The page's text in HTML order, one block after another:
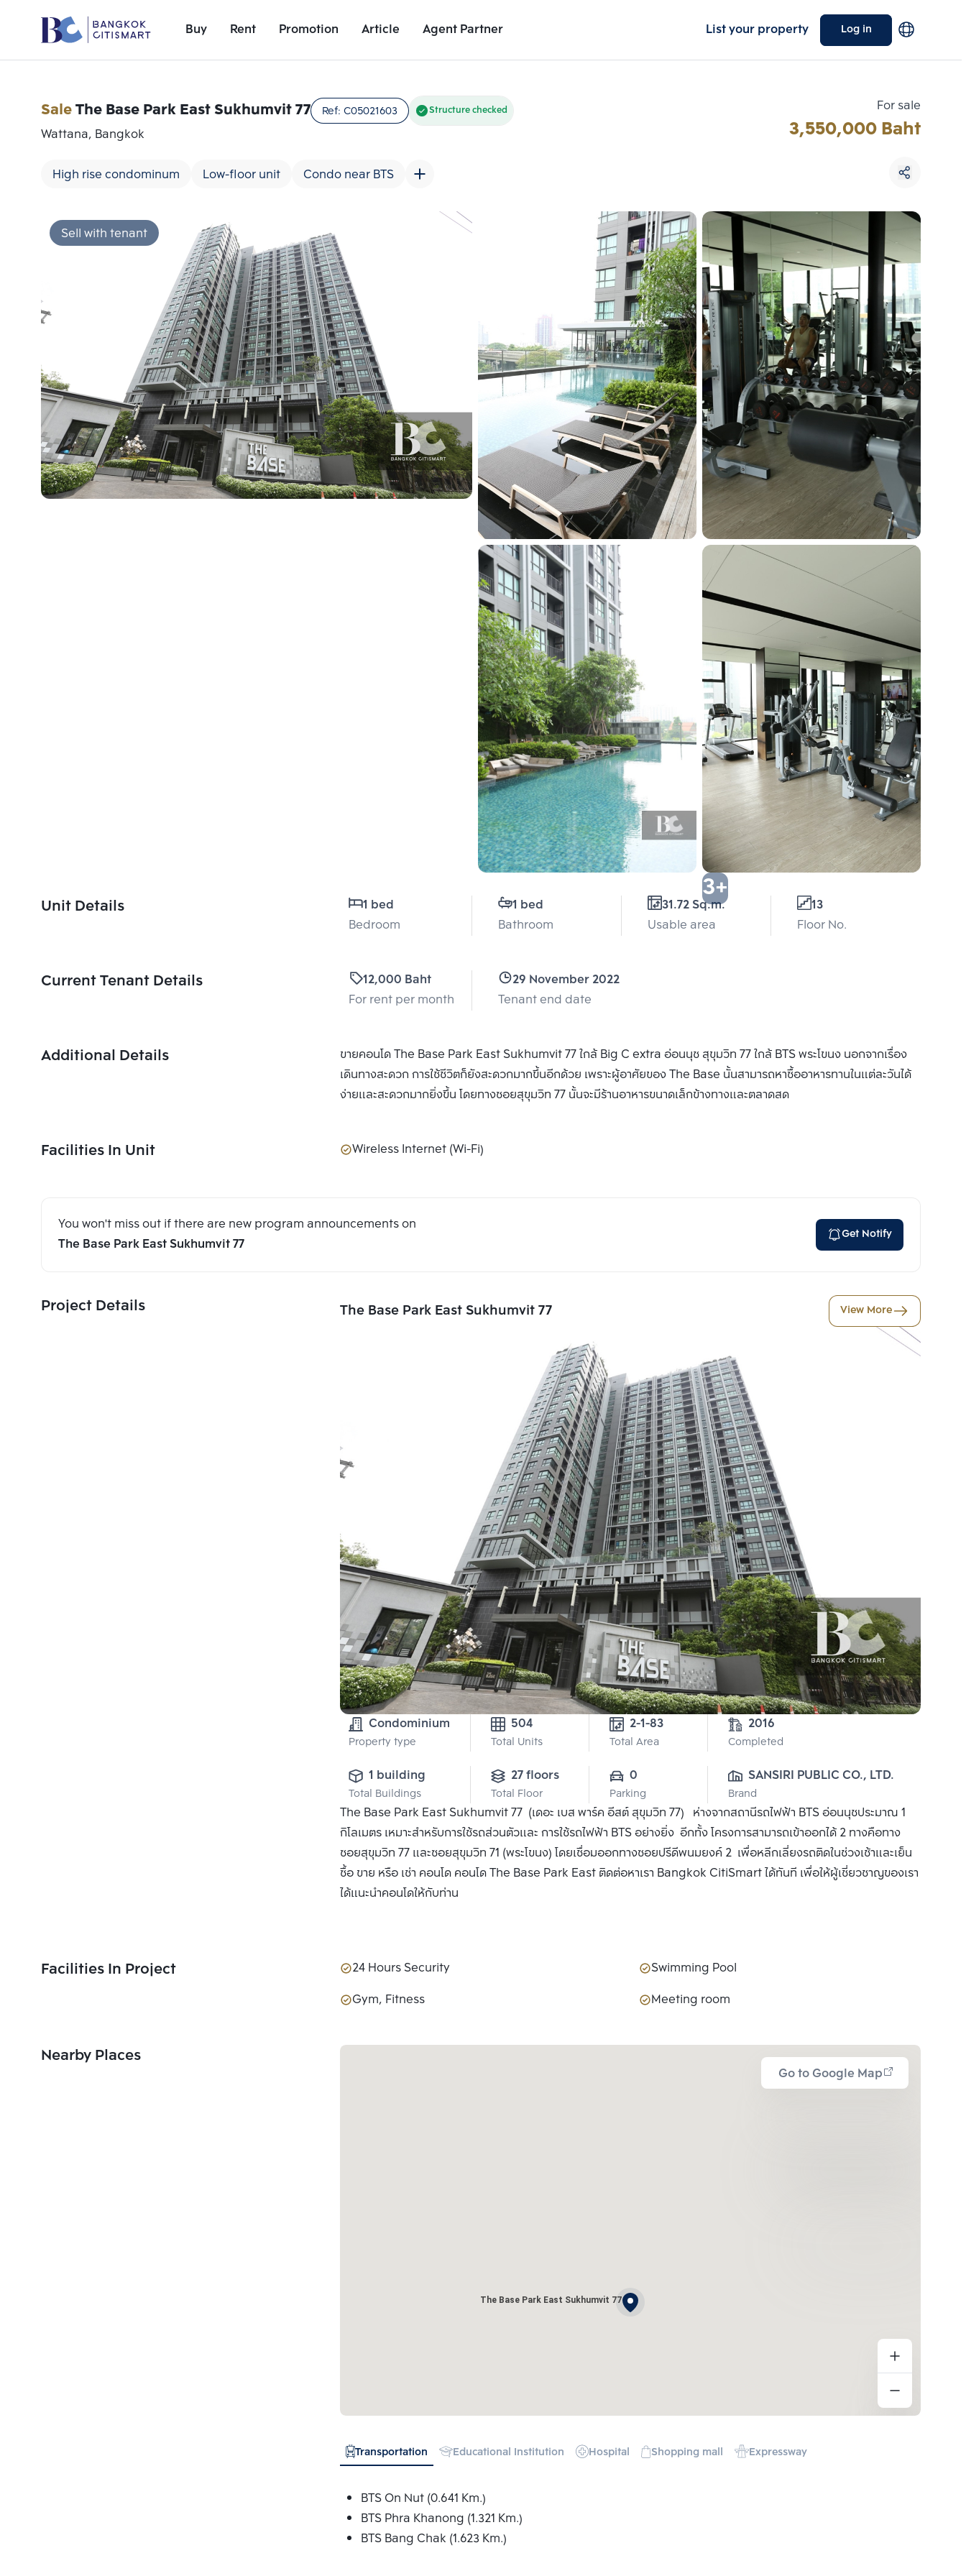
Buy Rent Promotion Article Agent Partner List your property Log in
Unit Details
SaleThe Base Park East Sukhumvit 77 Ref: C05021603 Structure checked
Wattana, Bangkok
High rise condominum Low-floor unit Condo near BTS
For sale
3,550,000 Baht
3+
Sell with tenant
Unit Details
1 bed
Bedroom
1 bed
Bathroom
31.72 Sq.m.
Usable area
13
Floor No.
Current Tenant Details
12,000 Baht
For rent per month
29 November 2022
Tenant end date
Additional Details
ขายคอนโด The Base Park East Sukhumvit 77 ใกล้ Big C extra อ่อนนุช สุขุมวิท 77 ใกล้ BTS พระโขนง นอกจากเรื่อง
เดินทางสะดวก การใช้ชีวิตก็ยังสะดวกมากขึ้นอีกด้วย เพราะผู้อาศัยของ The Base นั้นสามารถหาซื้ออาหารทานในแต่ละวันได้
ง่ายและสะดวกมากยิ่งขึ้น โดยทางซอยสุขุมวิท 77 นั้นจะมีร้านอาหารขนาดเล็กข้างทางและตลาดสด
Facilities In Unit Wireless Internet (Wi-Fi)
You won't miss out if there are new program announcements on
The Base Park East Sukhumvit 77
Get Notify
Project Details The Base Park East Sukhumvit 77 View More
Condominium
Property type
504
Total Units Total Area
2016
Completed
1 building
Total Buildings
27 floors
Total Floor
0
Parking
SANSIRI PUBLIC CO., LTD.
Brand
The Base Park East Sukhumvit 77 (เดอะ เบส พาร์ค อีสต์ สุขุมวิท 77) ห่างจากสถานีรถไฟฟ้า BTS อ่อนนุชประมาณ 1
กิโลเมตร เหมาะสำหรับการใช้รถส่วนตัวและ การใช้รถไฟฟ้า BTS อย่างยิ่ง อีกทั้ง โครงการสามารถเข้าออกได้ 2 ทางคือทาง
ซอยสุขุมวิท 77 และซอยสุขุมวิท 71 (พระโขนง) โดยเชื่อมออกทางซอยปรีดีพนมยงค์ 2 เพื่อหลีกเลี่ยงรถติดในช่วงเช้าและเย็น
ซื้อ ขาย หรือ เช่า คอนโด คอนโด The Base Park East ติดต่อหาเรา Bangkok CitiSmart ได้ทันที เพื่อให้ผู้เชี่ยวชาญของเรา
ได้แนะนำคอนโดให้กับท่าน
Facilities In Project 24 Hours Security
Swimming Pool
Gym, Fitness
Meeting room
Nearby Places
Go to Google Map
The Base Park East Sukhumvit 77
Transportation Educational Institution Hospital Shopping mall Expressway
BTS On Nut (0.641 Km.)
BTS Phra Khanong (1.321 Km.)
BTS Bang Chak (1.623 Km.)
Add comparative units
Number 1
Add comparative units
Number 3
Choose comparative unit
Maximum 3 units
Compare
Clear all